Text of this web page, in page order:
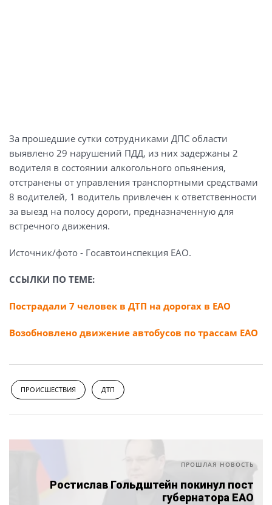
За прошедшие сутки сотрудниками ДПС области
выявлено 29 нарушений ПДД, из них задержаны 2
водителя в состоянии алкогольного опьянения,
отстранены от управления транспортными средствами
8 водителей, 1 водитель привлечен к ответственности
за выезд на полосу дороги, предназначенную для
встречного движения.
Источник/фото - Госавтоинспекция ЕАО.
ССЫЛКИ ПО ТЕМЕ:
Пострадали 7 человек в ДТП на дорогах в ЕАО
Возобновлено движение автобусов по трассам ЕАО
ПРОИСШЕСТВИЯ ДТП
ПРОШЛАЯ НОВОСТЬ
Ростислав Гольдштейн покинул пост
губернатора ЕАО